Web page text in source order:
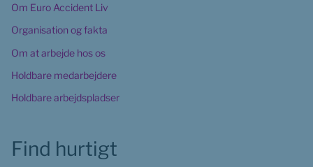
Om Euro Accident Liv
Organisation og fakta
Om at arbejde hos os
Holdbare medarbejdere
Holdbare arbejdspladser
Find hurtigt